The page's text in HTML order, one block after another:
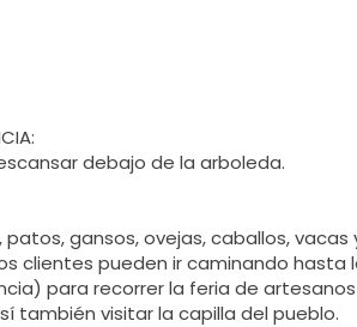
debajo de la arboleda.
gansos, ovejas, caballos, vacas
clientes pueden ir caminando hasta
para recorrer la feria de
también visitar la capilla del pueblo.